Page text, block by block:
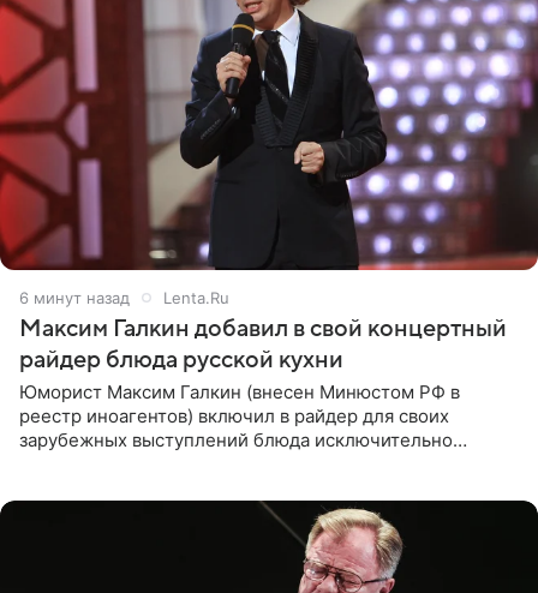
6 минут назад Lenta.Ru
Максим Галкин добавил в свой концертный
райдер блюда русской кухни
Юморист Максим Галкин (внесен Минюстом РФ в
реестр иноагентов) включил в райдер для своих
зарубежных выступлений блюда исключительно